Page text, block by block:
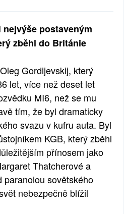
postaveným
zběhl do Británie
Gordijevskij, který
let, více než deset let
MI6, než se mu
tím, že byl dramaticky
svazu v kufru auta. Byl
KGB, který zběhl
přínosem jako
Thatcherové a
paranoiou sovětského
nebezpečně blížil